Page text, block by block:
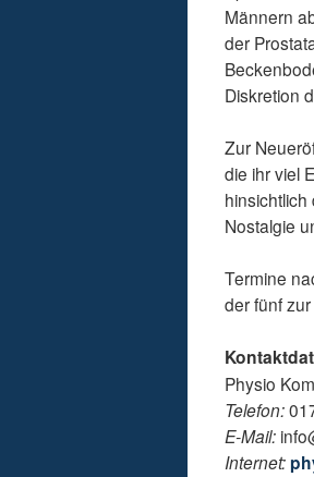
Männern
der
Diskretion
Zur
die ihr viel
Nostalgie
Termine
der fünf
Physio
Telefon:
E-Mail:
Internet: